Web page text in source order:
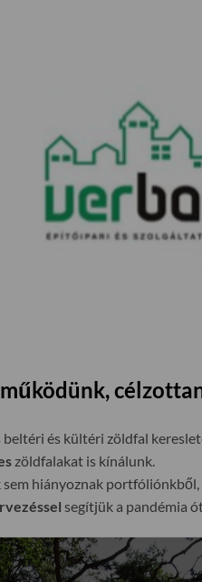
és kültéri zöldfal
zöldfalakat is kínálunk.
hiányoznak portfóliónkből,
segítjük a pandémia